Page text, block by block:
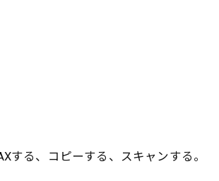
する、コピーする、スキャンする。